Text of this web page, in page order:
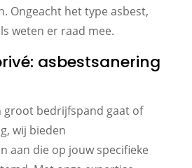
Ongeacht het type asbest,
weten er raad mee.
asbestsanering
groot bedrijfspand gaat of
wij bieden
aan die op jouw specifieke